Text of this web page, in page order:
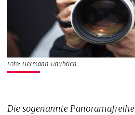
Foto: Hermann Haubrich
Die sogenannte